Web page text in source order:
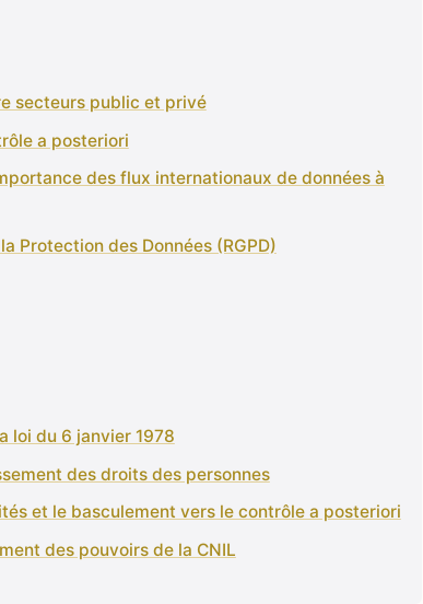
secteurs public et privé
a posteriori
des flux internationaux de données à
Protection des Données (RGPD)
loi du 6 janvier 1978
des droits des personnes
et le basculement vers le contrôle a posteriori
des pouvoirs de la CNIL